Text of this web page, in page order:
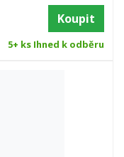
Koupit
5+ ks Ihned k odběru